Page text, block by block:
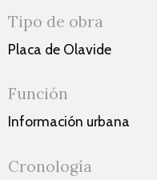
Tipo de obra
Placa de Olavide
Función
Información urbana
Cronología